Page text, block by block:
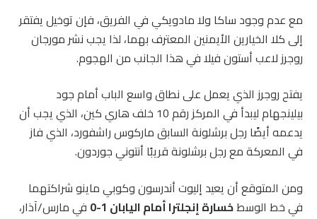
مع عدم وجود ساكا ولا مادويكي في الفريق، فإن توخيل يفتقر
إلى كلا الخيارين الأيمنين المعترف بهما، لذا يجب نشر مورجان
روجرز لاعب أستون فيلا في هذا الجانب من الهجوم.
يفتح روجرز الذي يعمل على نطاق واسع الباب أمام جود
بيلينجهام ليبدأ في المركز رقم 10 خلف هاري كين، الذي يجب أن
يدعمه أيضًا رجل برشلونة السابق ماركوس راشفورد، الذي فاز
في المعركة مع رجل برشلونة قريبًا أنتوني جوردون.
ومن المتوقع أن يعيد إليوت أندرسون وكوبي ماينو شراكتهما
في خط الوسطخسارة إنجلترا أمام اليابان 1-0
في مارس/آذار،